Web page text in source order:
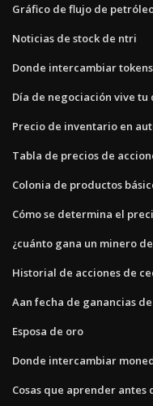
Gráfico de flujo de
Noticias de stock de ntri
Donde intercambiar
Día de negociación vive tu
Precio de inventario en
Tabla de precios de
Colonia de productos
Cómo se determina el
¿cuánto gana un minero de
Historial de acciones de
Aan fecha de ganancias
Esposa de oro
Donde intercambiar
Cosas que aprender